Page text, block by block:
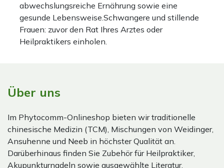
abwechslungsreiche Ernährung sowie eine
gesunde Lebensweise.Schwangere und stillende
Frauen: zuvor den Rat Ihres Arztes oder
Heilpraktikers einholen.
Über uns
Im Phytocomm-Onlineshop bieten wir traditionelle
chinesische Medizin (TCM), Mischungen von Weidinger,
Ansuhenne und Neeb in höchster Qualität an.
Darüberhinaus finden Sie Zubehör für Heilpraktiker,
Akupunkturnadeln sowie ausgewählte Literatur.